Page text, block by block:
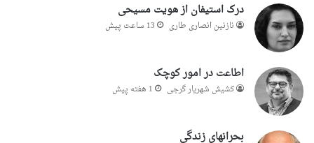
درک استیفان از هویت مسیحی
نازنین انصاری طاری 13 ساعت پیش
اطاعت در امور کوچک
کشیش شهریار گرجى 1 هفته پیش
بحرانهای زندگی